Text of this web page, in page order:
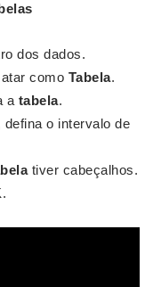
dos dados.
como Tabela.
a tabela.
defina o intervalo de
tiver cabeçalhos.